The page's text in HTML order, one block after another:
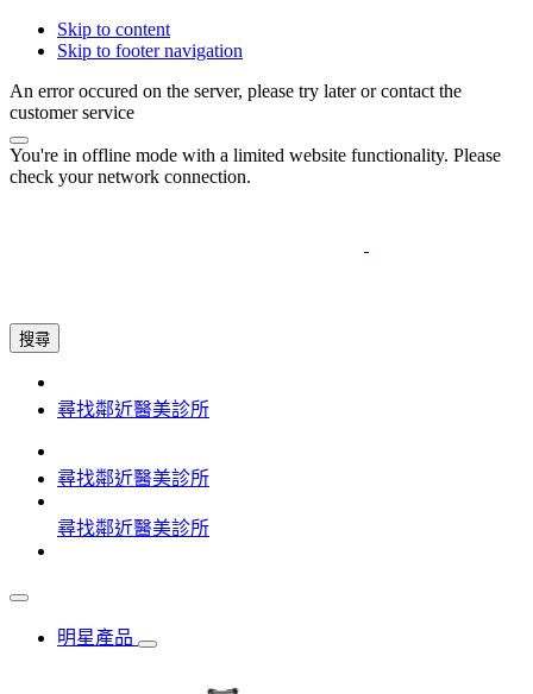
Skip to content
Skip to footer navigation
An error occured on the server, please try later or contact the
customer service
You're in offline mode with a limited website functionality. Please
check your network connection.
搜尋
尋找鄰近醫美診所
尋找鄰近醫美診所
尋找鄰近醫美診所
明星產品